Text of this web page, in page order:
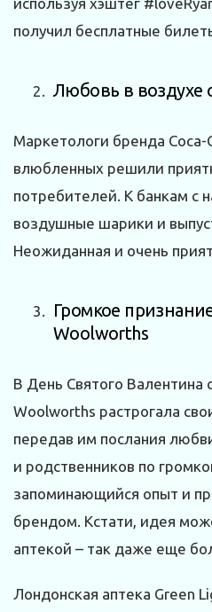
получил бесплатные
Любовь в воздухе
Маркетологи бренда Coca-
влюбленных решили
потребителей. К банкам с
воздушные шарики и
Неожиданная и очень
Громкое
Woolworths
В День Святого Валентина
Woolworths растрогала
передав им послания
и родственников по
запоминающийся опыт и
брендом. Кстати, идея
аптекой – так даже еще
Лондонская аптека Green